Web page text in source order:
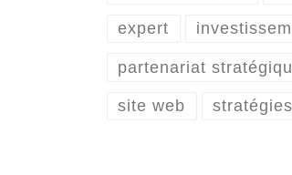
expert
partenariat
site web stratégies